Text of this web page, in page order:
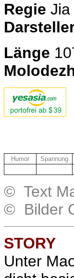
Regie Jia
Länge
Humor Spannung
© Text
© Bilder
STORY
Unter